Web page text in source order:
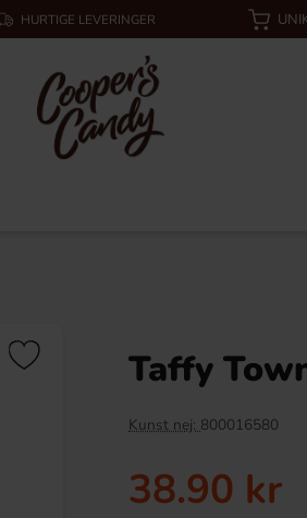
HURTIGE LEVERINGER
Taffy
Kunst nej: 800016580
38.90 kr